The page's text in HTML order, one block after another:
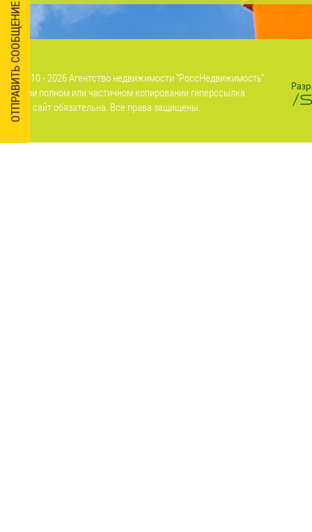
2010 - 2026 Агентство недвижимости "РоссНедвижимость"
При полном или частичном копировании гиперссылка
на сайт обязательна. Все права защищены.
ОТПРАВИТЬ СООБЩЕНИЕ